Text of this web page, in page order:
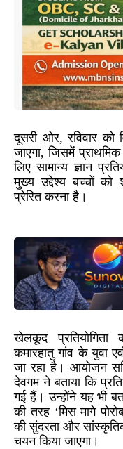
दूसरी ओर, रविवार को
जाएगा, जिसमें
लिए सामान्य ज्ञान
मुख्य उद्देश्य बच्चों को
प्रेरित करना है।
खेलकूद
कमारहातु गांव के युवा
जा रहा है। आयोजन
देवगम ने बताया कि
गई हैं। उन्होंने यह भी
की तरह ‘मिस मागे
की सुंदरता और
चयन किया जाएगा।